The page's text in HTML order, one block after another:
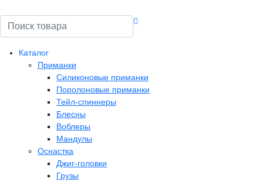
Поиск
Каталог
Приманки
Силиконовые приманки
Поролоновые приманки
Тейл-спиннеры
Блесны
Воблеры
Мандулы
Оснастка
Джиг-головки
Грузы